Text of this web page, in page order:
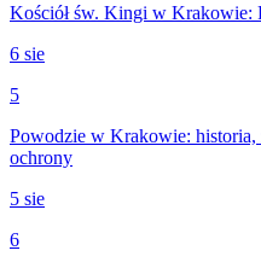
Kościół św. Kingi w Krakowie:
6 sie
5
Powodzie w Krakowie:
ochrony
5 sie
6